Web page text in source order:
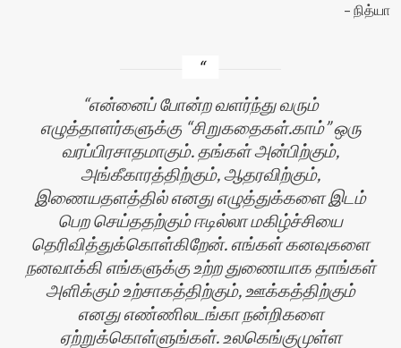
நித்யா
என்னைப் போன்ற வளர்ந்து வரும்
எழுத்தாளர்களுக்கு “சிறுகதைகள்.காம்” ஒரு
வரப்பிரசாதமாகும். தங்கள் அன்பிற்கும்,
அங்கீகாரத்திற்கும், ஆதரவிற்கும்,
இணையதளத்தில் எனது எழுத்துக்களை இடம்
பெற செய்ததற்கும் ஈடில்லா மகிழ்ச்சியை
தெரிவித்துக்கொள்கிறேன். எங்கள் கனவுகளை
நனவாக்கி எங்களுக்கு உற்ற துணையாக தாங்கள்
அளிக்கும் உற்சாகத்திற்கும், ஊக்கத்திற்கும்
எனது எண்ணிலடங்கா நன்றிகளை
ஏற்றுக்கொள்ளுங்கள். உலகெங்குமுள்ள